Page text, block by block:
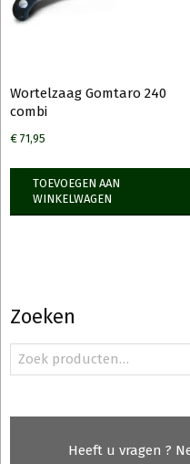
Wortelzaag Gomtaro 240
combi
€ 71,95
TOEVOEGEN AAN
WINKELWAGEN
Zoeken
Zoeken
Heeft u vragen ?